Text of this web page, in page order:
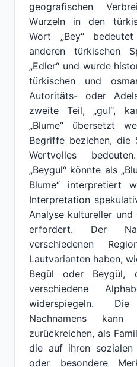
geografischen
Wurzeln in den
Wort „Bey“
anderen türkischen
„Edler“ und wurde
türkischen und
Autoritäts- oder
zweite Teil, „gul“,
„Blume“ übersetzt
Begriffe beziehen, die
Wertvolles
„Beygul“ könnte als
Blume“ interpretiert
Interpretation
Analyse kultureller und
erfordert. Der
verschiedenen
Lautvarianten haben,
Begül oder Beygül,
verschiedene
widerspiegeln.
Nachnamens
zurückreichen, als
die auf ihren
oder besondere